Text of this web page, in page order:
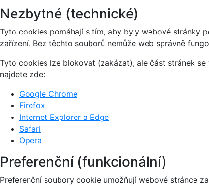
Nezbytné (technické)
Tyto cookies pomáhají s tím, aby byly webové stránky
zařízení. Bez těchto souborů nemůže web správně
Tyto cookies lze blokovat (zakázat), ale část stránek
najdete zde:
Google Chrome
Firefox
Internet Explorer a Edge
Safari
Opera
Preferenční (funkcionální)
Preferenční soubory cookie umožňují webové stránce